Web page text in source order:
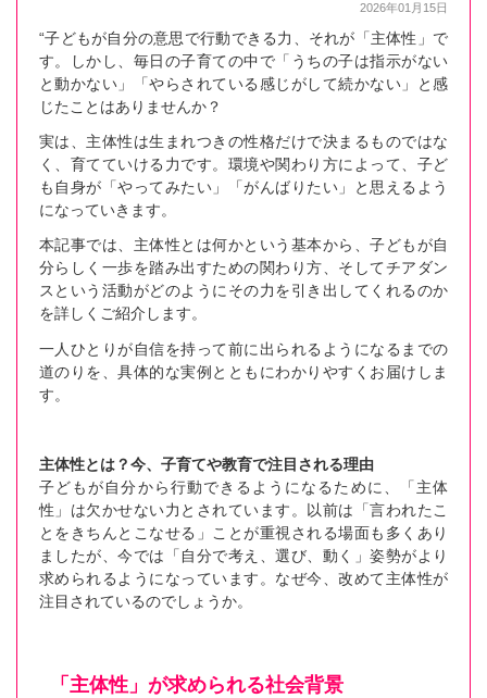
2026年01月15日
“子どもが自分の意思で行動できる力、それが「主体性」で
す。しかし、毎日の子育ての中で「うちの子は指示がない
と動かない」「やらされている感じがして続かない」と感
じたことはありませんか？
実は、主体性は生まれつきの性格だけで決まるものではな
く、育てていける力です。環境や関わり方によって、子ど
も自身が「やってみたい」「がんばりたい」と思えるよう
になっていきます。
本記事では、主体性とは何かという基本から、子どもが自
分らしく一歩を踏み出すための関わり方、そしてチアダン
スという活動がどのようにその力を引き出してくれるのか
を詳しくご紹介します。
一人ひとりが自信を持って前に出られるようになるまでの
道のりを、具体的な実例とともにわかりやすくお届けしま
す。
主体性とは？今、子育てや教育で注目される理由
子どもが自分から行動できるようになるために、「主体
性」は欠かせない力とされています。以前は「言われたこ
とをきちんとこなせる」ことが重視される場面も多くあり
ましたが、今では「自分で考え、選び、動く」姿勢がより
求められるようになっています。なぜ今、改めて主体性が
注目されているのでしょうか。
「主体性」が求められる社会背景